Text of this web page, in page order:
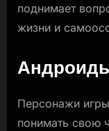
поднимает
жизни и
Персонажи
понимать свою